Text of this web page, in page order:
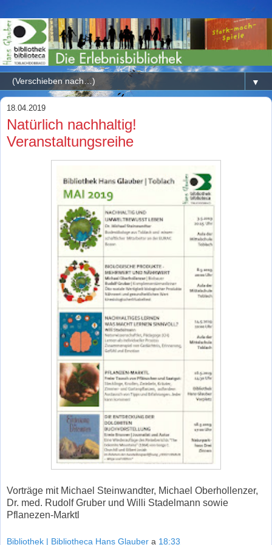
▼
18.04.2019
Natürlich nachhaltig!
Veranstaltungsreihe
Vorträge mit Michael Steinwandter, Michael Oberhollenzer,
Dr. med. Rudolf Gruber und Willi Stadelmann sowie
Pflanezen-Marktl
Bibliothek | Bibliotheca Hans Glauber a 18:33